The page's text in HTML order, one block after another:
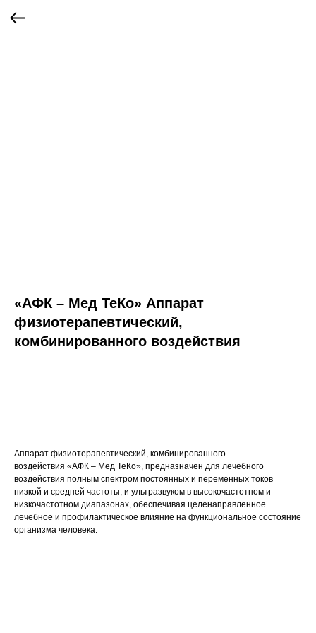
«АФК – Мед ТеКо» Аппарат
физиотерапевтический,
комбинированного воздействия
Аппарат физиотерапевтический, комбинированного
воздействия «АФК – Мед ТеКо», предназначен для лечебного
воздействия полным спектром постоянных и переменных токов
низкой и средней частоты, и ультразвуком в высокочастотном и
низкочастотном диапазонах, обеспечивая целенаправленное
лечебное и профилактическое влияние на функциональное состояние
организма человека.